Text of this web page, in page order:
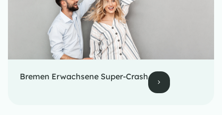
Bremen Erwachsene Super-Crash